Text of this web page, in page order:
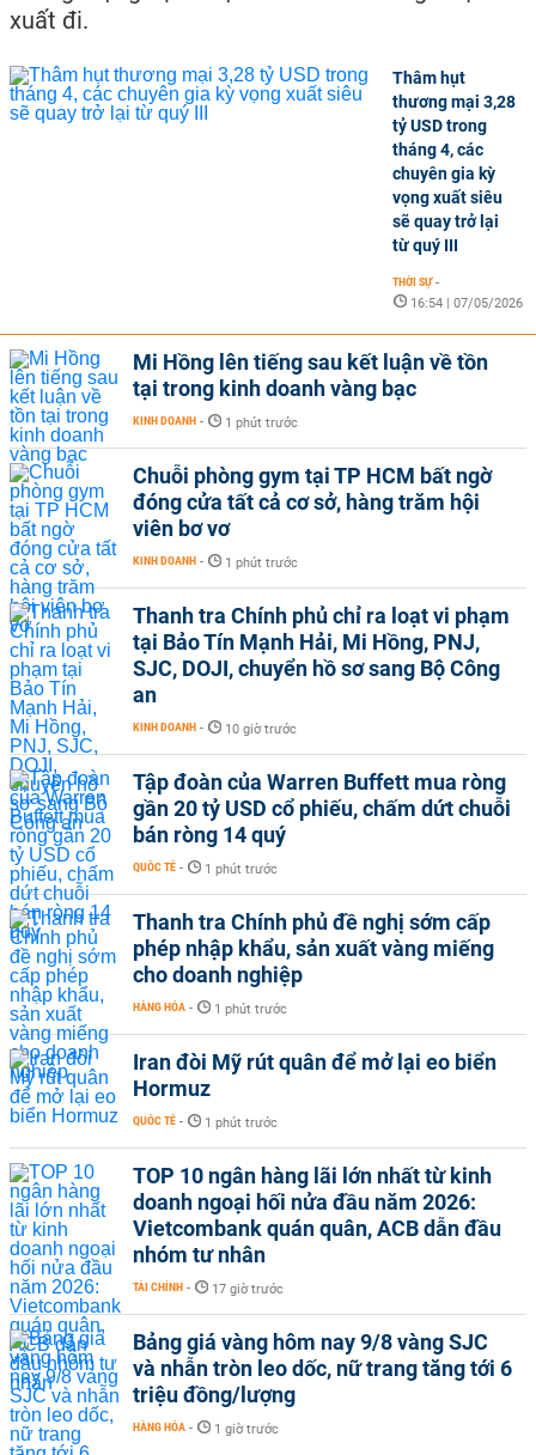
xuất đi.
Thâm hụt
thương mại 3,28
tỷ USD trong
tháng 4, các
chuyên gia kỳ
vọng xuất siêu
sẽ quay trở lại
từ quý III
THỜI SỰ -
16:54 | 07/05/2026
Mi Hồng lên tiếng sau kết luận về tồn
tại trong kinh doanh vàng bạc
KINH DOANH - 1 phút trước
Chuỗi phòng gym tại TP HCM bất ngờ
đóng cửa tất cả cơ sở, hàng trăm hội
viên bơ vơ
KINH DOANH - 1 phút trước
Thanh tra Chính phủ chỉ ra loạt vi phạm
tại Bảo Tín Mạnh Hải, Mi Hồng, PNJ,
SJC, DOJI, chuyển hồ sơ sang Bộ Công
an
KINH DOANH - 10 giờ trước
Tập đoàn của Warren Buffett mua ròng
gần 20 tỷ USD cổ phiếu, chấm dứt chuỗi
bán ròng 14 quý
QUỐC TẾ - 1 phút trước
Thanh tra Chính phủ đề nghị sớm cấp
phép nhập khẩu, sản xuất vàng miếng
cho doanh nghiệp
HÀNG HÓA - 1 phút trước
Iran đòi Mỹ rút quân để mở lại eo biển
Hormuz
QUỐC TẾ - 1 phút trước
TOP 10 ngân hàng lãi lớn nhất từ kinh
doanh ngoại hối nửa đầu năm 2026:
Vietcombank quán quân, ACB dẫn đầu
nhóm tư nhân
TÀI CHÍNH - 17 giờ trước
Bảng giá vàng hôm nay 9/8 vàng SJC
và nhẫn tròn leo dốc, nữ trang tăng tới 6
triệu đồng/lượng
HÀNG HÓA - 1 giờ trước